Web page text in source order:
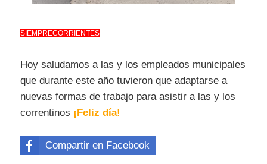
SIEMPRECORRIENTES
Hoy saludamos a las y los empleados municipales
que durante este año tuvieron que adaptarse a
nuevas formas de trabajo para asistir a las y los
correntinos ¡Feliz día!
Compartir en Facebook